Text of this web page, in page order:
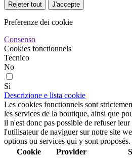
Rejeter tout J'accepte
Preferenze dei cookie
Consenso
Cookies fonctionnels
Tecnico
No
Sì
Descrizione e lista cookie
Les cookies fonctionnels sont
les services de la boutique, ainsi que
il n'est donc pas possible de refuser
l'utilisateur de naviguer sur notre site
options ou services qui y sont proposés.
Cookie
Provider